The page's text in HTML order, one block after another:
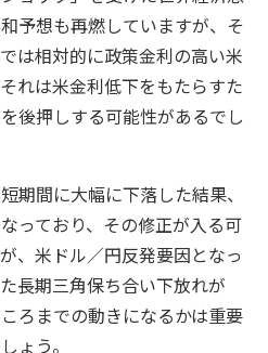
予想も再燃していますが、そ
は相対的に政策金利の高い米
れは米金利低下をもたらすた
後押しする可能性があるでし
期間に大幅に下落した結果、
っており、その修正が入る可
、米ドル／円反発要因となっ
長期三角保ち合い下放れが
ろまでの動きになるかは重要
ょう。